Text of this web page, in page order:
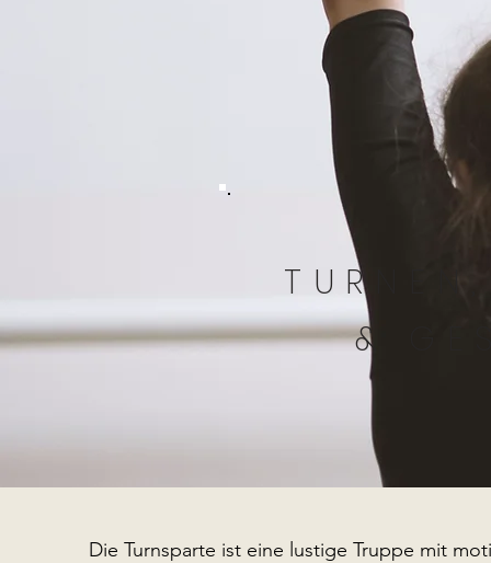
&
Die Turnsparte ist eine lustige Truppe mit